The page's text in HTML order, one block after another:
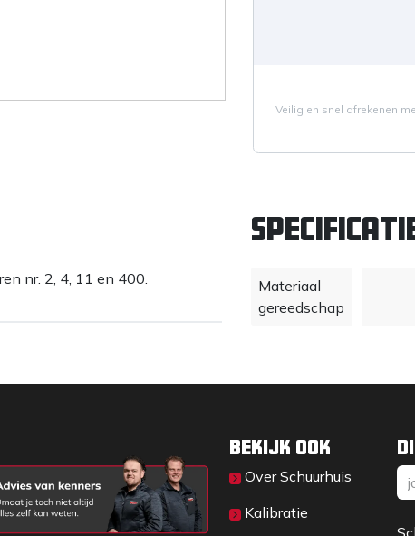
Veilig en snel afrekenen
nr. 2, 4, 11 en 400.
Materiaal
gereedschap
Bekijk ook
Over Sc​huurhuis
Kalibratie